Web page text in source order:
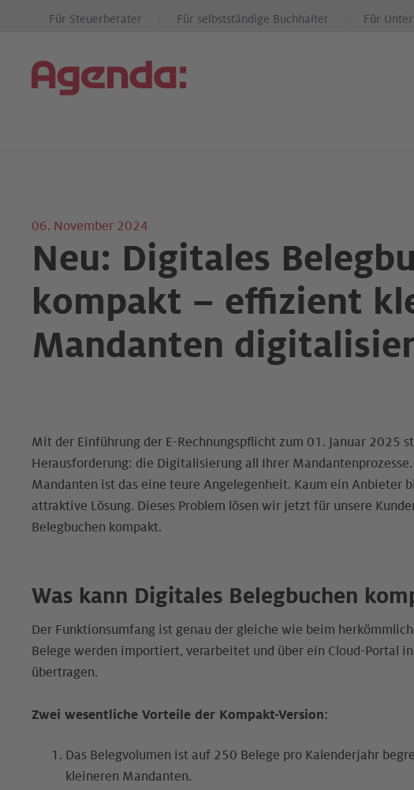
Für Steuerberater Für selbstständige Buchhalter Für
06. November 2024
Neu: Digitales
kompakt – effizient
Mandanten
Mit der Einführung der E-Rechnungspflicht zum 01. Januar 2025
Herausforderung: die Digitalisierung all Ihrer
Mandanten ist das eine teure Angelegenheit. Kaum ein Anbieter
attraktive Lösung. Dieses Problem lösen wir jetzt für unsere
Belegbuchen kompakt.
Was kann Digitales Belegbuchen
Der Funktionsumfang ist genau der gleiche wie beim
Belege werden importiert, verarbeitet und über ein Cloud-Portal
übertragen.
Zwei wesentliche Vorteile der Kompakt-Version:
Das Belegvolumen ist auf 250 Belege pro Kalenderjahr
kleineren Mandanten.